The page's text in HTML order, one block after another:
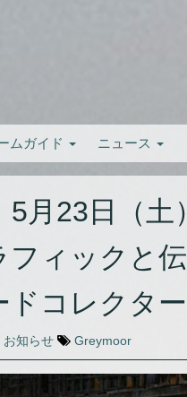
ムガイド ニュース
5月23日（土
フィックと
コレクタ
お知らせ Greymoor